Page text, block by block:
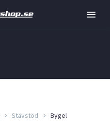
Stävstöd Bygel